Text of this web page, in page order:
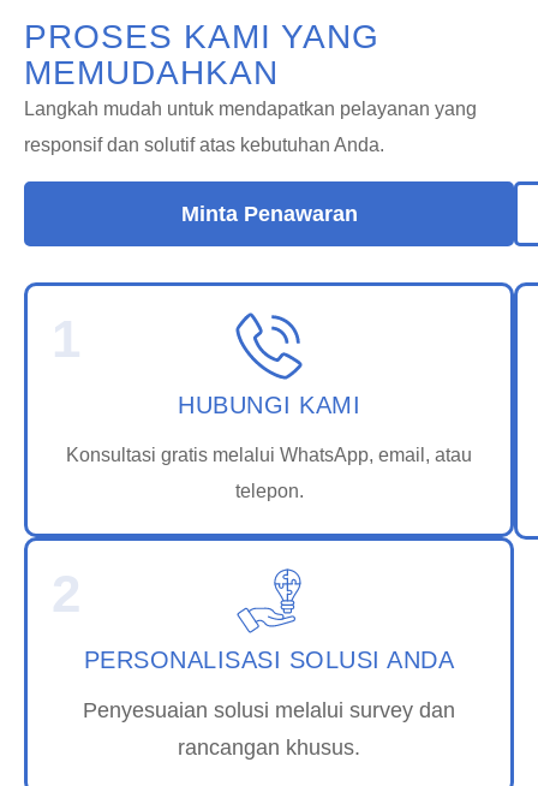
PROSES KAMI YANG
MEMUDAHKAN
Langkah mudah untuk mendapatkan pelayanan yang
responsif dan solutif atas kebutuhan Anda.
Minta Penawaran
HUBUNGI KAMI
Konsultasi gratis melalui WhatsApp, email, atau
telepon.
1
PERSONALISASI SOLUSI ANDA
Penyesuaian solusi melalui survey dan
rancangan khusus.
2